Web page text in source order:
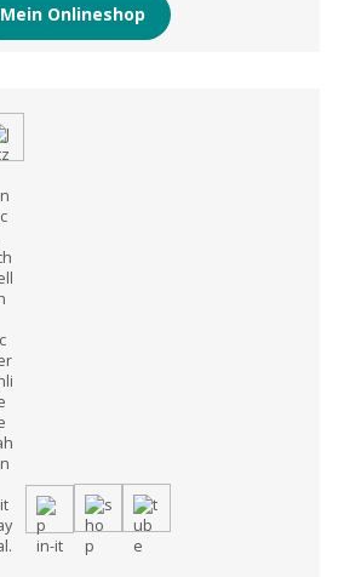
Mein Onlineshop